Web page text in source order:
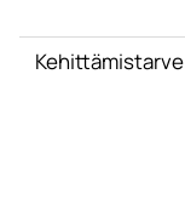
Kehittämistarve